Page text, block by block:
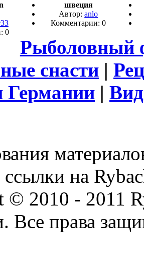
0
швеция
Автор:anlo
Комментарии: 0
Рыболовный
снасти |
Германии |
ссылки на
2010 - 2011
Все права